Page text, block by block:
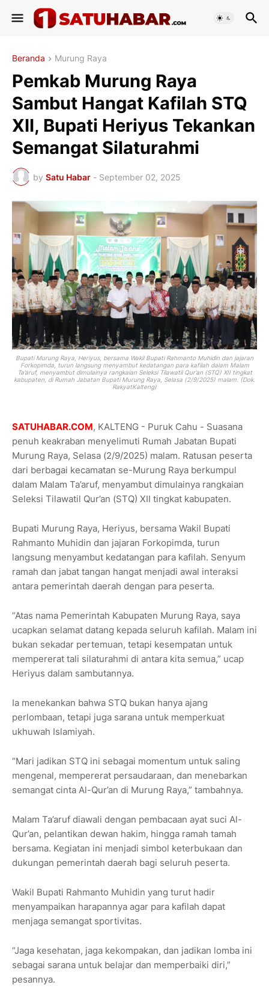
Beranda Murung Raya
Pemkab Murung Raya
Sambut Hangat Kafilah STQ
XII, Bupati Heriyus Tekankan
Semangat Silaturahmi
by Satu Habar - September 02, 2025
Bupati Murung Raya, Heriyus, bersama Wakil Bupati Rahmanto Muhidin dan jajaran
Forkopimda, turun langsung menyambut kedatangan para kafilah dalam Malam
Ta’aruf, menyambut dimulainya rangkaian Seleksi Tilawatil Qur’an (STQ) XII tingkat
kabupaten, di Rumah Jabatan Bupati Murung Raya, Selasa (2/9/2025) malam. (Dok.
RakyatKalteng)
SATUHABAR.COM, KALTENG - Puruk Cahu - Suasana
penuh keakraban menyelimuti Rumah Jabatan Bupati
Murung Raya, Selasa (2/9/2025) malam. Ratusan peserta
dari berbagai kecamatan se-Murung Raya berkumpul
dalam Malam Ta’aruf, menyambut dimulainya rangkaian
Seleksi Tilawatil Qur’an (STQ) XII tingkat kabupaten.
Bupati Murung Raya, Heriyus, bersama Wakil Bupati
Rahmanto Muhidin dan jajaran Forkopimda, turun
langsung menyambut kedatangan para kafilah. Senyum
ramah dan jabat tangan hangat menjadi awal interaksi
antara pemerintah daerah dengan para peserta.
“Atas nama Pemerintah Kabupaten Murung Raya, saya
ucapkan selamat datang kepada seluruh kafilah. Malam ini
bukan sekadar pertemuan, tetapi kesempatan untuk
mempererat tali silaturahmi di antara kita semua,” ucap
Heriyus dalam sambutannya.
Ia menekankan bahwa STQ bukan hanya ajang
perlombaan, tetapi juga sarana untuk memperkuat
ukhuwah Islamiyah.
“Mari jadikan STQ ini sebagai momentum untuk saling
mengenal, mempererat persaudaraan, dan menebarkan
semangat cinta Al-Qur’an di Murung Raya,” tambahnya.
Malam Ta’aruf diawali dengan pembacaan ayat suci Al-
Qur’an, pelantikan dewan hakim, hingga ramah tamah
bersama. Kegiatan ini menjadi simbol keterbukaan dan
dukungan pemerintah daerah bagi seluruh peserta.
Wakil Bupati Rahmanto Muhidin yang turut hadir
menyampaikan harapannya agar para kafilah dapat
menjaga semangat sportivitas.
“Jaga kesehatan, jaga kekompakan, dan jadikan lomba ini
sebagai sarana untuk belajar dan memperbaiki diri,”
pesannya.